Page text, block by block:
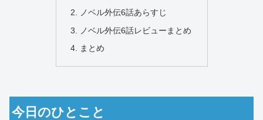
ノベル外伝6話あらすじ
ノベル外伝6話レビューまとめ
まとめ
今日のひとこと